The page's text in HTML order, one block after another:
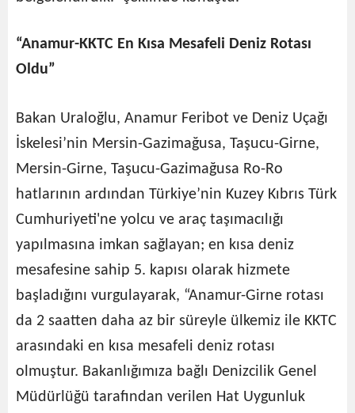
“Anamur-KKTC En Kısa Mesafeli Deniz Rotası
Oldu”
Bakan Uraloğlu, Anamur Feribot ve Deniz Uçağı
İskelesi’nin Mersin-Gazimağusa, Taşucu-Girne,
Mersin-Girne, Taşucu-Gazimağusa Ro-Ro
hatlarının ardından Türkiye’nin Kuzey Kıbrıs Türk
Cumhuriyeti'ne yolcu ve araç taşımacılığı
yapılmasına imkan sağlayan; en kısa deniz
mesafesine sahip 5. kapısı olarak hizmete
başladığını vurgulayarak, “Anamur-Girne rotası
da 2 saatten daha az bir süreyle ülkemiz ile KKTC
arasındaki en kısa mesafeli deniz rotası
olmuştur. Bakanlığımıza bağlı Denizcilik Genel
Müdürlüğü tarafından verilen Hat Uygunluk